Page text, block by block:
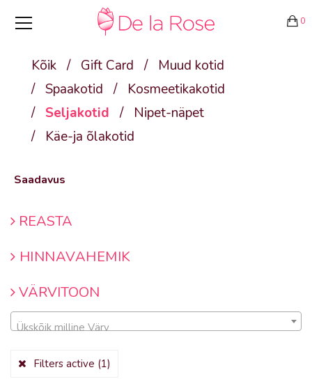
0
Kõik / Gift Card /
Muud kotid
/ Spaakotid /
Kosmeetikakotid
/
Seljakotid /
Nipet-näpet
/
Käe-ja õlakotid
Saadavus
REASTA
HINNAVAHEMIK
VÄRVITOON
Ükskõik milline Värv
Filters active (1)